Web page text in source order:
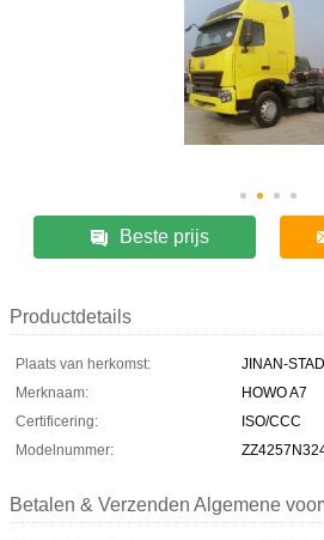
Beste prijs
Productdetails
Plaats van herkomst:
JINAN-
Merknaam:
HOWO A7
Certificering:
ISO/CCC
Modelnummer:
Betalen & Verzenden Algemene